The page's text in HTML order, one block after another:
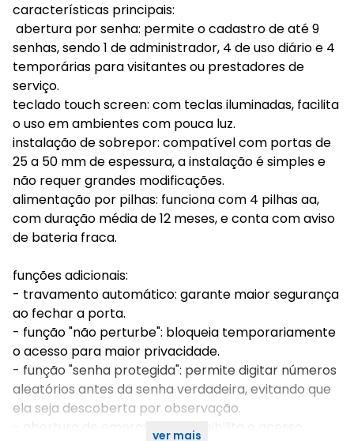
características principais:
abertura por senha: permite o cadastro de até 9
senhas, sendo 1 de administrador, 4 de uso diário e 4
temporárias para visitantes ou prestadores de
serviço.
teclado touch screen: com teclas iluminadas, facilita
o uso em ambientes com pouca luz.
instalação de sobrepor: compatível com portas de
25 a 50 mm de espessura, a instalação é simples e
não requer grandes modificações.
alimentação por pilhas: funciona com 4 pilhas aa,
com duração média de 12 meses, e conta com aviso
de bateria fraca.
funções adicionais:
- travamento automático: garante maior segurança
ao fechar a porta.
- função "não perturbe": bloqueia temporariamente
o acesso para maior privacidade.
- função "senha protegida": permite digitar números
aleatórios antes da senha verdadeira, evitando que
ela seja descoberta por observação.
- abertura de emergência: possibilita o acesso
ver mais